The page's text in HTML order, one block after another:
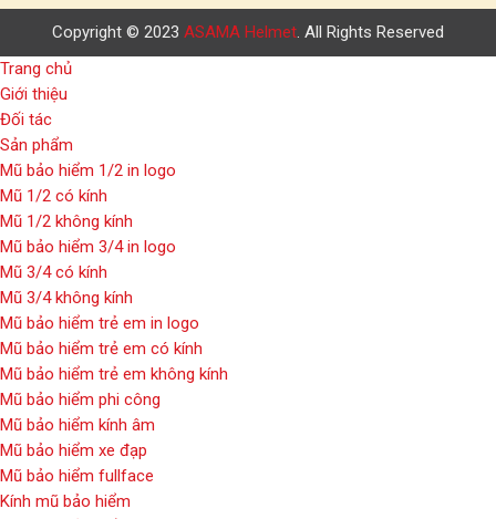
Copyright © 2023 ASAMA Helmet . All Rights Reserved
Trang chủ
Giới thiệu
Đối tác
Sản phẩm
Mũ bảo hiểm 1/2 in logo
Mũ 1/2 có kính
Mũ 1/2 không kính
Mũ bảo hiểm 3/4 in logo
Mũ 3/4 có kính
Mũ 3/4 không kính
Mũ bảo hiểm trẻ em in logo
Mũ bảo hiểm trẻ em có kính
Mũ bảo hiểm trẻ em không kính
Mũ bảo hiểm phi công
Mũ bảo hiểm kính âm
Mũ bảo hiểm xe đạp
Mũ bảo hiểm fullface
Kính mũ bảo hiểm